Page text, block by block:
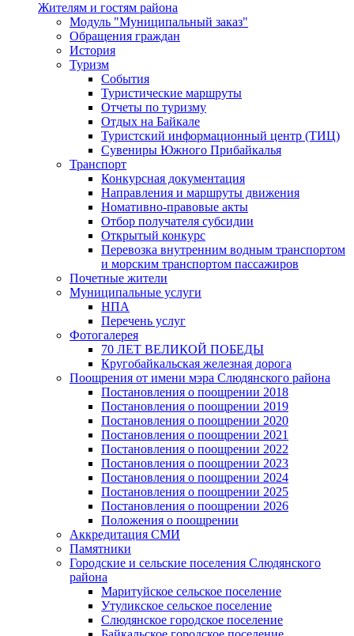
Жителям и гостям района
Модуль "Муниципальный заказ"
Обращения граждан
История
Туризм
События
Туристические маршруты
Отчеты по туризму
Отдых на Байкале
Туристский информационный центр (ТИЦ)
Сувениры Южного Прибайкалья
Транспорт
Конкурсная документация
Направления и маршруты движения
Номативно-правовые акты
Отбор получателя субсидии
Открытый конкурс
Перевозка внутренним водным транспортом
и морским транспортом пассажиров
Почетные жители
Муниципальные услуги
НПА
Перечень услуг
Фотогалерея
70 ЛЕТ ВЕЛИКОЙ ПОБЕДЫ
Кругобайкальская железная дорога
Поощрения от имени мэра Слюдянского района
Постановления о поощрении 2018
Постановления о поощрении 2019
Постановления о поощрении 2020
Постановления о поощрении 2021
Постановления о поощрении 2022
Постановления о поощрении 2023
Постановления о поощрении 2024
Постановления о поощрении 2025
Постановления о поощрении 2026
Положения о поощрении
Аккредитация СМИ
Памятники
Городские и сельские поселения Слюдянского
района
Маритуйское сельское поселение
Утуликское сельское поселение
Слюдянское городское поселение